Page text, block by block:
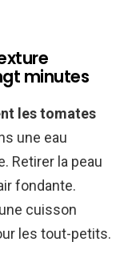
minutes
les tomates
une eau
Retirer la peau
fondante.
cuisson
les tout-petits.